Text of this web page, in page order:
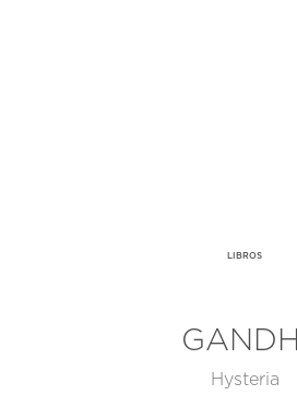
LIBROS
GANDHI
Hysteria